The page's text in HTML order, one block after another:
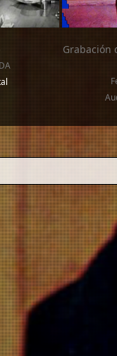
Grabación